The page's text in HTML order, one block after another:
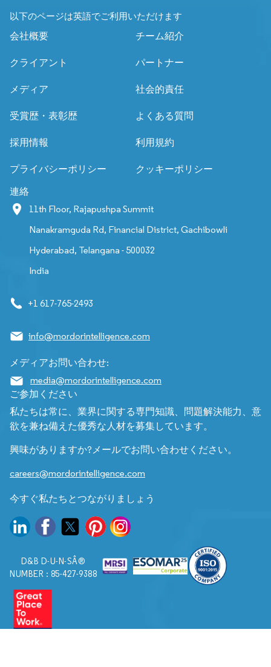
以下のページは英語でご利用いただけます
会社概要
チーム紹介
クライアント パートナー
メディア 社会的責任
受賞歴・表彰歴 よくある質問
採用情報 利用規約
プライバシーポリシー クッキーポリシー
連絡
11th Floor, Rajapushpa Summit
Nanakramguda Rd, Financial District, Gachibowli
Hyderabad, Telangana - 500032
India
+1 617-765-2493
info@mordorintelligence.com
メディアお問い合わせ:
media@mordorintelligence.com
ご参加ください
私たちは常に、業界に関する専門知識、問題解決能力、意
欲を兼ね備えた優秀な人材を募集しています。
興味がありますか?メールでお問い合わせください。
careers@mordorintelligence.com
今すぐ私たちとつながりましょう
D&B D-U-N-SÂ®
NUMBER : 85-427-9388